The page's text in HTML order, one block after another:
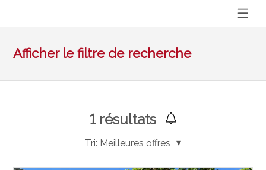
Afficher le filtre de recherche
1résultats
Tri: Meilleures offres